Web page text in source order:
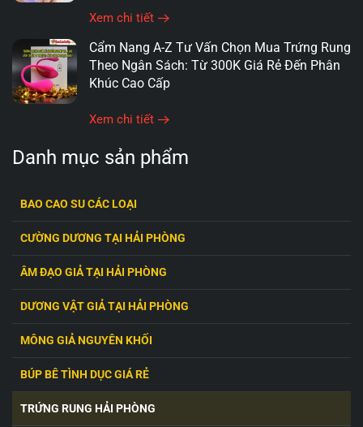
Xem chi tiết
Cẩm Nang A-Z Tư Vấn Chọn Mua Trứng Rung
Theo Ngân Sách: Từ 300K Giá Rẻ Đến Phân
Khúc Cao Cấp
Xem chi tiết
Danh mục sản phẩm
BAO CAO SU CÁC LOẠI
CƯỜNG DƯƠNG TẠI HẢI PHÒNG
ÂM ĐẠO GIẢ TẠI HẢI PHÒNG
DƯƠNG VẬT GIẢ TẠI HẢI PHÒNG
MÔNG GIẢ NGUYÊN KHỐI
BÚP BÊ TÌNH DỤC GIÁ RẺ
TRỨNG RUNG HẢI PHÒNG